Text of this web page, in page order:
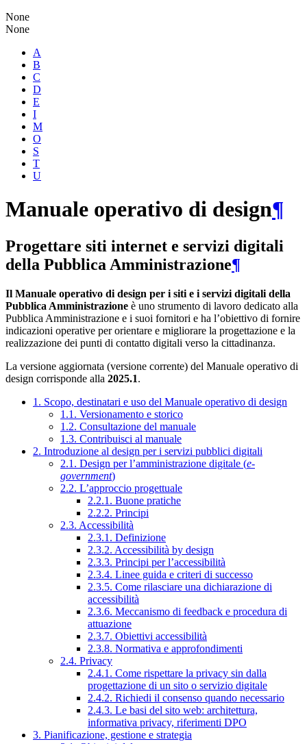
None
None
A
B
C
D
E
I
M
O
S
T
U
Manuale operativo di design¶
Progettare siti internet e servizi digitali
della Pubblica Amministrazione¶
Il Manuale operativo di design per i siti e i servizi digitali della
Pubblica Amministrazione è uno strumento di lavoro dedicato alla
Pubblica Amministrazione e i suoi fornitori e ha l’obiettivo di fornire
indicazioni operative per orientare e migliorare la progettazione e la
realizzazione dei punti di contatto digitali verso la cittadinanza.
La versione aggiornata (versione corrente) del Manuale operativo di
design corrisponde alla 2025.1.
1. Scopo, destinatari e uso del Manuale operativo di design
1.1. Versionamento e storico
1.2. Consultazione del manuale
1.3. Contribuisci al manuale
2. Introduzione al design per i servizi pubblici digitali
2.1. Design per l’amministrazione digitale (e-
government)
2.2. L’approccio progettuale
2.2.1. Buone pratiche
2.2.2. Principi
2.3. Accessibilità
2.3.1. Definizione
2.3.2. Accessibilità by design
2.3.3. Principi per l’accessibilità
2.3.4. Linee guida e criteri di successo
2.3.5. Come rilasciare una dichiarazione di
accessibilità
2.3.6. Meccanismo di feedback e procedura di
attuazione
2.3.7. Obiettivi accessibilità
2.3.8. Normativa e approfondimenti
2.4. Privacy
2.4.1. Come rispettare la privacy sin dalla
progettazione di un sito o servizio digitale
2.4.2. Richiedi il consenso quando necessario
2.4.3. Le basi del sito web: architettura,
informativa privacy, riferimenti DPO
3. Pianificazione, gestione e strategia